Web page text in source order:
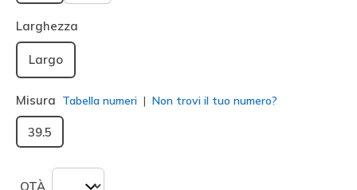
selezionato
Larghezza
Largo
Misura Tabella numeri Non trovi il tuo numero?
39.5
QTÀ